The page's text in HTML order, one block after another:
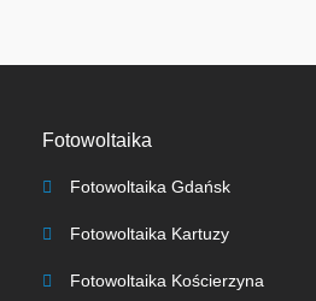
Fotowoltaika
Fotowoltaika Gdańsk
Fotowoltaika Kartuzy
Fotowoltaika Kościerzyna